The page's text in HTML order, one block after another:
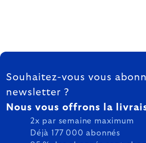
FOOTER
Souhaitez-vous vous
newsletter ?
Nous vous offrons la
2x par semaine maximum
Déjà 177 000 abonnés